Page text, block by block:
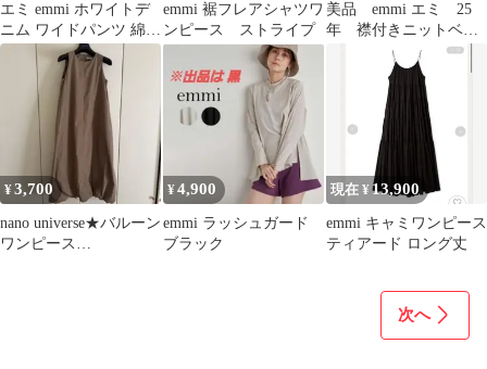
エミ emmi ホワイトデ
ニム ワイドパンツ 綿
100% シンプル《c364
emmi 裾フレアシャツワ
ンピース ストライプ
美品 emmi エミ 25
年 襟付きニットベス
ト ポロ ノースリー
ブ グレー
¥3,700
nano universe★バルーン
ワンピース
¥4,900
emmi ラッシュガード
ブラック
現在 ¥ 13,900
emmi キャミワンピース
ティアード ロング丈
次へ